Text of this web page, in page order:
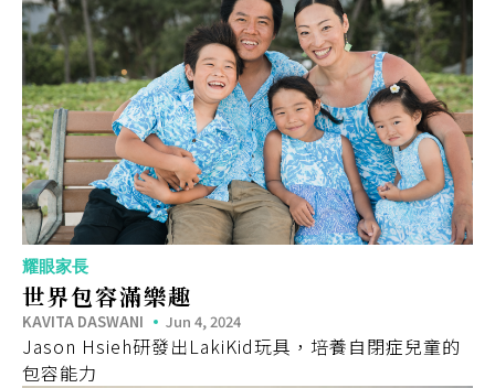
耀眼家長
世界包容滿樂趣
KAVITA DASWANI Jun 4, 2024
Jason Hsieh研發出LakiKid玩具，培養自閉症兒童的
包容能力